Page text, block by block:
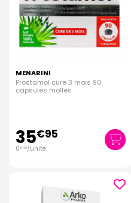
MENARINI
Prostamol cure 3 mois 90
capsules molles
35€95
0€40/unité